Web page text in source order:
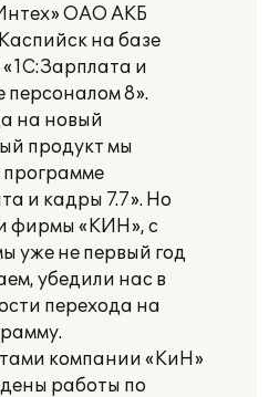
ОАО АКБ
на базе
и
персоналом 8».
на новый
продукт мы
программе
и кадры 7.7». Но
фирмы «КИН», с
уже не первый год
убедили нас в
перехода на
компании «КиН»
работы по